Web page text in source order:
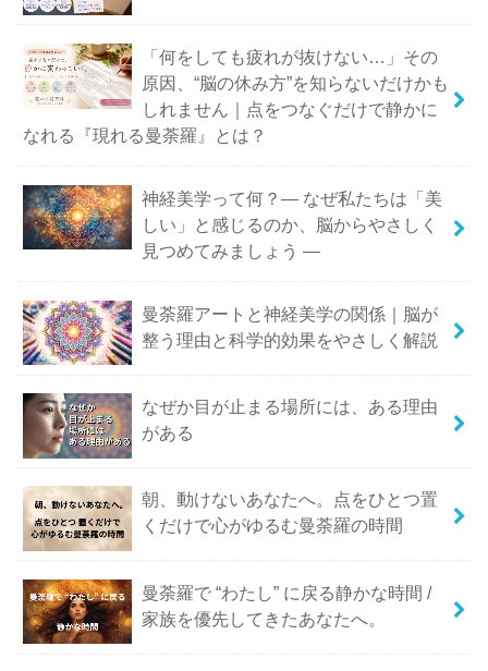
「何をしても疲れが抜けない…」その
原因、“脳の休み方”を知らないだけかも
しれません｜点をつなぐだけで静かに
なれる『現れる曼荼羅』とは？
神経美学って何？― なぜ私たちは「美
しい」と感じるのか、脳からやさしく
見つめてみましょう ―
曼荼羅アートと神経美学の関係｜脳が
整う理由と科学的効果をやさしく解説
なぜか目が止まる場所には、ある理由
がある
朝、動けないあなたへ。点をひとつ置
くだけで心がゆるむ曼荼羅の時間
曼荼羅で “わたし” に戻る静かな時間 /
家族を優先してきたあなたへ。